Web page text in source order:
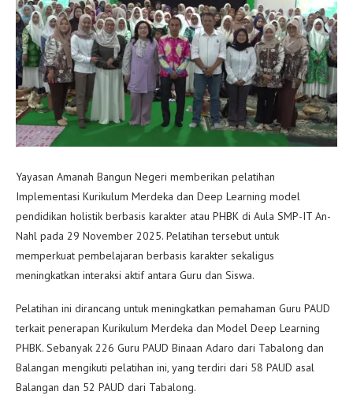
Yayasan Amanah Bangun Negeri memberikan pelatihan
Implementasi Kurikulum Merdeka dan Deep Learning model
pendidikan holistik berbasis karakter atau PHBK di Aula SMP-IT An-
Nahl pada 29 November 2025. Pelatihan tersebut untuk
memperkuat pembelajaran berbasis karakter sekaligus
meningkatkan interaksi aktif antara Guru dan Siswa.
Pelatihan ini dirancang untuk meningkatkan pemahaman Guru PAUD
terkait penerapan Kurikulum Merdeka dan Model Deep Learning
PHBK. Sebanyak 226 Guru PAUD Binaan Adaro dari Tabalong dan
Balangan mengikuti pelatihan ini, yang terdiri dari 58 PAUD asal
Balangan dan 52 PAUD dari Tabalong.